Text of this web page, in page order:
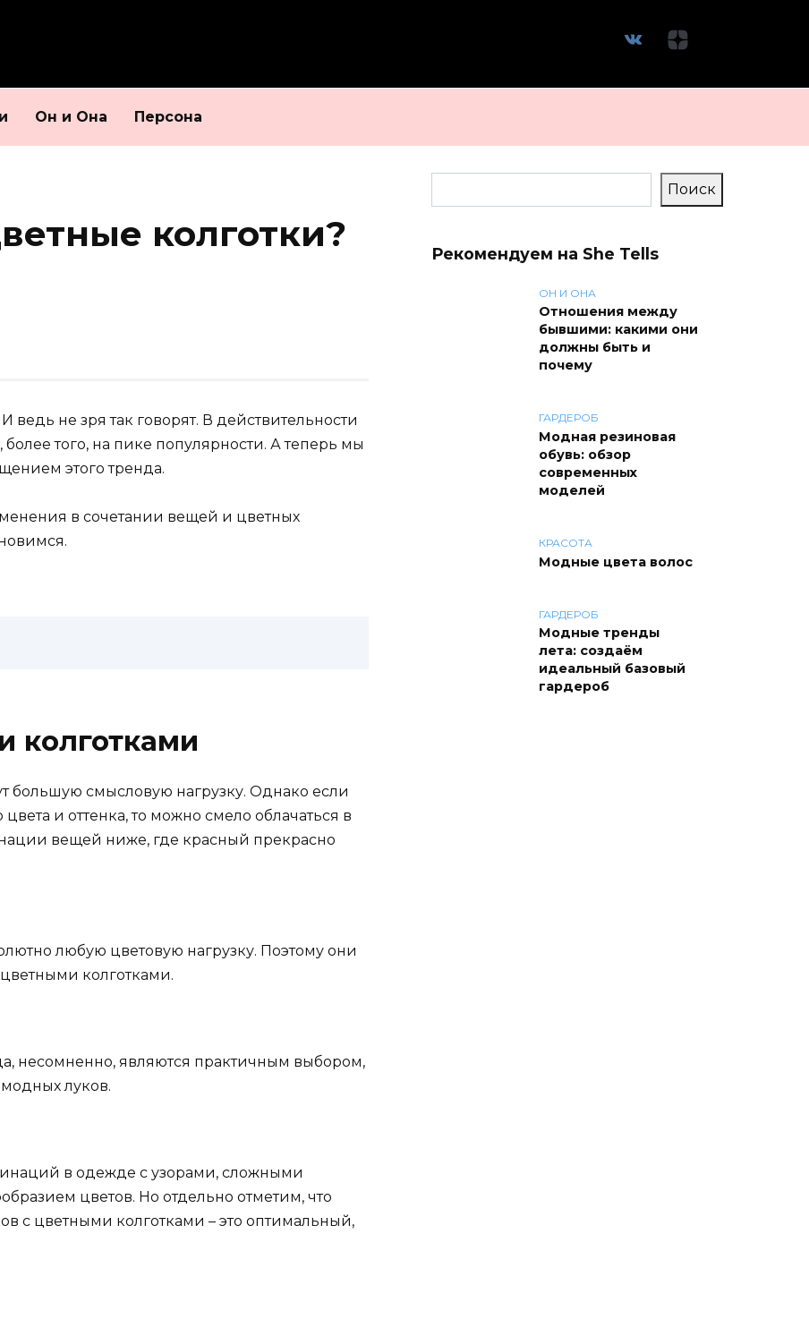
Он и Она Персона
колготки?
ведь не зря так говорят. В действительности
того, на пике популярности. А теперь мы
этого тренда.
в сочетании вещей и цветных
колготками
большую смысловую нагрузку. Однако если
и оттенка, то можно смело облачаться в
вещей ниже, где красный прекрасно
любую цветовую нагрузку. Поэтому они
колготками.
несомненно, являются практичным выбором,
луков.
в одежде с узорами, сложными
цветов. Но отдельно отметим, что
с цветными колготками – это оптимальный,
Поиск
Рекомендуем на She Tells
ОН И ОНА
Отношения между
бывшими: какими они
должны быть и
почему
ГАРДЕРОБ
Модная резиновая
обувь: обзор
современных
моделей
КРАСОТА
Модные цвета волос
ГАРДЕРОБ
Модные тренды
лета: создаём
идеальный базовый
гардероб